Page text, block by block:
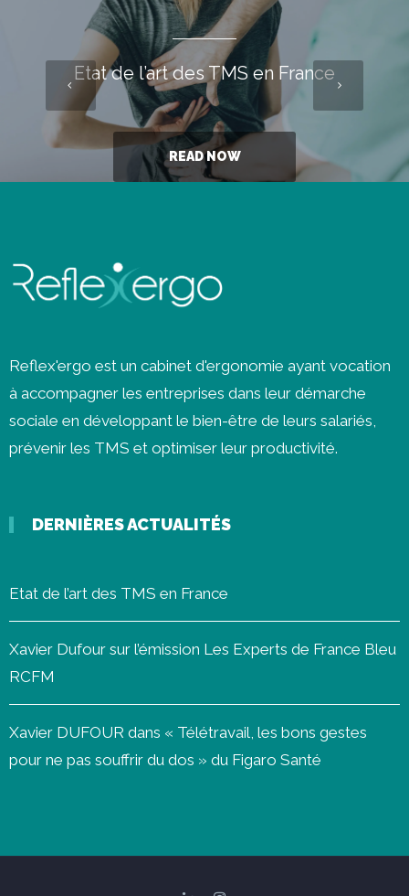
Etat de l’art des TMS en France
READ NOW
Reflex'ergo est un cabinet d'ergonomie ayant vocation
à accompagner les entreprises dans leur démarche
sociale en développant le bien-être de leurs salariés,
prévenir les TMS et optimiser leur productivité.
DERNIÈRES ACTUALITÉS
Etat de l’art des TMS en France
Xavier Dufour sur l’émission Les Experts de France Bleu
RCFM
Xavier DUFOUR dans « Télétravail, les bons gestes
pour ne pas souffrir du dos » du Figaro Santé